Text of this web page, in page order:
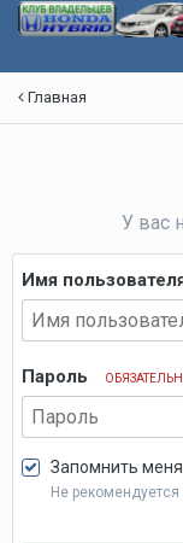
Главная
У вас
Имя
Пароль
Запомнить меня
Не